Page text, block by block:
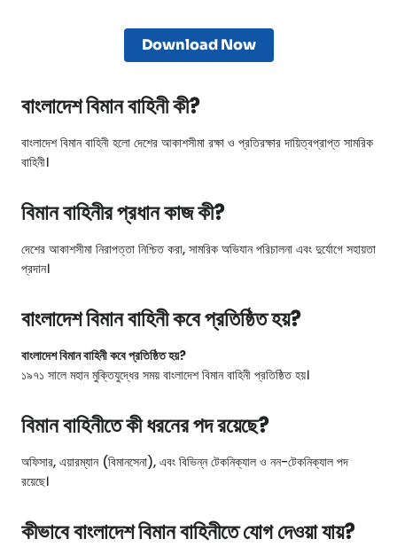
Download Now
বাংলাদেশ বিমান বাহিনী কী?
বাংলাদেশ বিমান বাহিনী হলো দেশের আকাশসীমা রক্ষা ও প্রতিরক্ষার দায়িত্বপ্রাপ্ত সামরিক
বাহিনী।
বিমান বাহিনীর প্রধান কাজ কী?
দেশের আকাশসীমা নিরাপত্তা নিশ্চিত করা, সামরিক অভিযান পরিচালনা এবং দুর্যোগে সহায়তা
প্রদান।
বাংলাদেশ বিমান বাহিনী কবে প্রতিষ্ঠিত হয়?
বাংলাদেশ বিমান বাহিনী কবে প্রতিষ্ঠিত হয়?
১৯৭১ সালে মহান মুক্তিযুদ্ধের সময় বাংলাদেশ বিমান বাহিনী প্রতিষ্ঠিত হয়।
বিমান বাহিনীতে কী ধরনের পদ রয়েছে?
অফিসার, এয়ারম্যান (বিমানসেনা), এবং বিভিন্ন টেকনিক্যাল ও নন-টেকনিক্যাল পদ
রয়েছে।
কীভাবে বাংলাদেশ বিমান বাহিনীতে যোগ দেওয়া যায়?